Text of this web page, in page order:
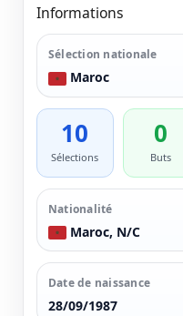
Informations
Sélection nationale
Maroc
10
Sélections
0
Buts
Nationalité
Maroc, N/C
Date de naissance
28/09/1987